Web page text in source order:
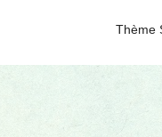
Thème